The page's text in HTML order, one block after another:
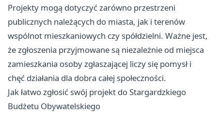
Projekty mogą dotyczyć zarówno przestrzeni
publicznych należących do miasta, jak i terenów
wspólnot mieszkaniowych czy spółdzielni. Ważne jest,
że zgłoszenia przyjmowane są niezależnie od miejsca
zamieszkania osoby zgłaszającej liczy się pomysł i
chęć działania dla dobra całej społeczności.
Jak łatwo zgłosić swój projekt do Stargardzkiego
Budżetu Obywatelskiego